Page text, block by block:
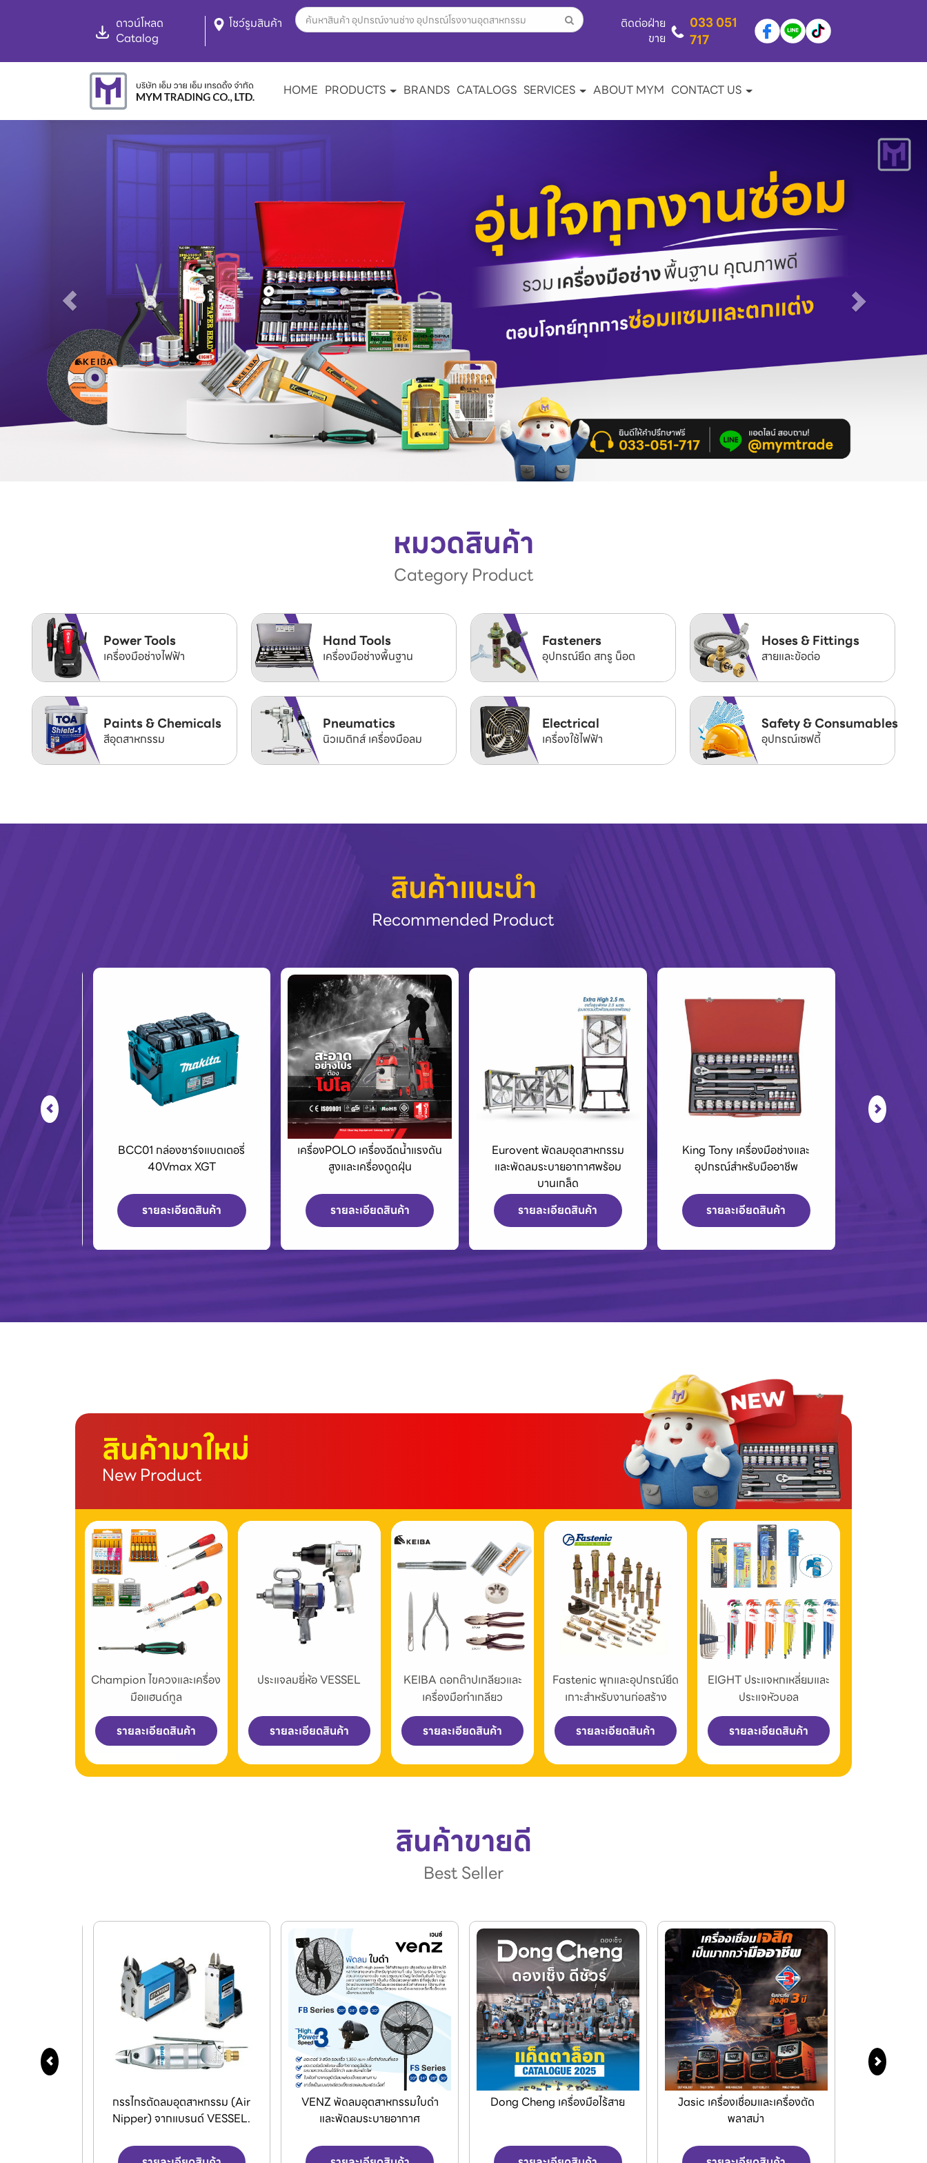
ดาวน์โหลด
Catalog
โชว์รูมสินค้า
ติดต่อฝ่าย
ขาย
033 051
717
HOME PRODUCTS BRANDS CATALOGS SERVICES ABOUT MYM CONTACT US
หมวดสินค้า
Category Product
Power Tools
เครื่องมือช่างไฟฟ้า
Hand Tools
เครื่องมือช่างพื้นฐาน
Fasteners
อุปกรณ์ยึด สกรู น็อต
Hoses & Fittings
สายและข้อต่อ
Paints & Chemicals
สีอุตสาหกรรม
Pneumatics
นิวเมติกส์ เครื่องมือลม
Electrical
เครื่องใช้ไฟฟ้า
Safety & Consumables
อุปกรณ์เซฟตี้
สินค้าแนะนำ
Recommended Product
เครื่องPOLO เครื่องฉีดน้ำแรงดัน
สูงและเครื่องดูดฝุ่น
รายละเอียดสินค้า
Eurovent พัดลมอุตสาหกรรม
และพัดลมระบายอากาศพร้อม
รายละเอียดสินค้า
King Tony เครื่องมือช่างและ
อุปกรณ์สำหรับมืออาชีพ
รายละเอียดสินค้า
BCC01 กล่องชาร์จแบตเตอรี่
40Vmax XGT
รายละเอียดสินค้า
สินค้ามาใหม่
New Product
Champion ไขควงและเครื่อง
มือแฮนด์ทูล
รายละเอียดสินค้า
ประแจลมยี่ห้อ VESSEL
รายละเอียดสินค้า
KEIBA ดอกต๊าปเกลียวและ
เครื่องมือทำเกลียว
รายละเอียดสินค้า
Fastenic พุกและอุปกรณ์ยึด
เกาะสำหรับงานก่อสร้าง
รายละเอียดสินค้า
EIGHT ประแจหกเหลี่ยมและ
ประแจหัวบอล
รายละเอียดสินค้า
สินค้าขายดี
Best Seller
VENZ พัดลมอุตสาหกรรมใบดำ
และพัดลมระบายอากาศ
Dong Cheng เครื่องมือไร้สาย
Jasic เครื่องเชื่อมและเครื่องตัด
เครื่องPOLO เครื่องฉีดน้ำแรงดัน
สูงและเครื่องดูดฝุ่น